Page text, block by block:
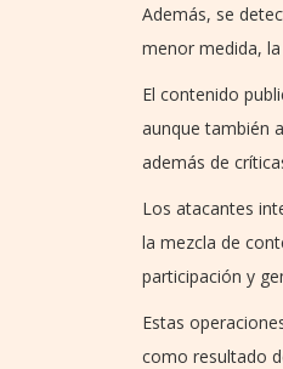
Además, se
menor medida,
El contenido
aunque también
además de
Los atacantes
la mezcla de
participación y
Estas
como resultado